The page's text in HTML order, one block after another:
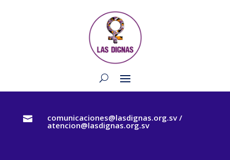
 comunicaciones@lasdignas.org.sv /
atencion@lasdignas.org.sv